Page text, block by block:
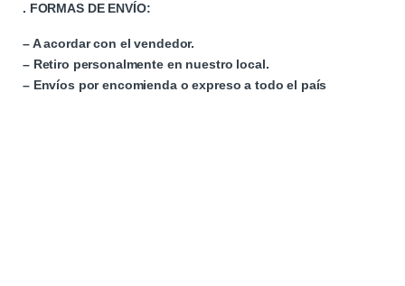
. FORMAS DE ENVÍO:
– A acordar con el vendedor.
– Retiro personalmente en nuestro local.
– Envíos por encomienda o expreso a todo el país